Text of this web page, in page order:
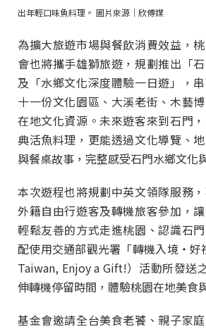
出年輕口味魚料理。 圖片來源｜欣傅媒
為擴大旅遊市場與餐飲消費效益，
會也將攜手雄獅旅遊，規劃推出「石
及「水鄉文化深度體驗一日遊」，
十一份文化園區、大溪老街、木藝
在地文化資源。未來遊客來到石門
典活魚料理，更能透過文化導覽、
與餐桌故事，完整感受石門水鄉文化
本次遊程也將規劃中英文領隊服務
外籍自由行遊客及轉機旅客參加，
輕鬆友善的方式走進桃園、認識石
配使用交通部觀光署「轉機入境・
Taiwan, Enjoy a Gift!）活動所發送
伸轉機停留時間，體驗桃園在地美食
基金會邀請全台美食老饕、親子家